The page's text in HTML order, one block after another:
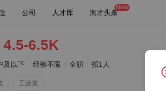
公司 人才库 淘才头条
New
4.5-6.5K
及以下 经验不限 全职 招1人
工龄奖